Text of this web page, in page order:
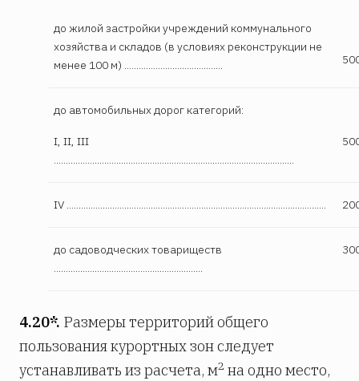
до жилой застройки учреждений коммунального
хозяйства и складов (в условиях реконструкции не
менее 100 м) .........................................
до автомобильных дорог категорий:
I, II, III
....................................................................................................
IV ............................................................................................................
до садоводческих товариществ
..............................................................
4.20*. Размеры территорий общего
пользования курортных зон следует
устанавливать из расчета, м2 на одно место,